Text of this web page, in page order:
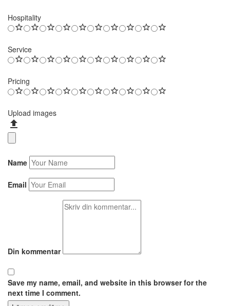
Hospitality
Service
Pricing
Upload images
Name
Email
Din kommentar
Save my name, email, and website in this browser for the
next time I comment.